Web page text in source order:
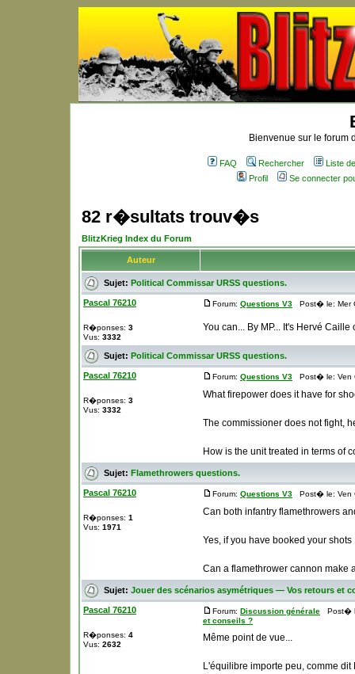
Bienvenue sur le forum
FAQ Rechercher
Liste
Profil
Se connecter
82 r�sultats trouv�s
BlitzKrieg Index du Forum
Auteur
Sujet: Political Commissar URSS questions.
Pascal 76210
R�ponses: 3
Vus: 3332
Forum: Questions V3 Post� le: Mer
You can... By MP... It's Hervé Caille
Sujet: Political Commissar URSS questions.
Pascal 76210
R�ponses: 3
Vus: 3332
Forum: Questions V3 Post� le: Ven
What firepower does it have for
The commissioner does not fight,
How is the unit treated in terms of
Sujet: Flamethrowers questions.
Pascal 76210
R�ponses: 1
Vus: 1971
Forum: Questions V3 Post� le: Ven
Can both infantry flamethrowers
Yes, if you have booked your shots
Can a flamethrower cannon make
Sujet: Jouer des scénarios asymétriques — Vos retours et
Pascal 76210
R�ponses: 4
Vus: 2632
Forum: Discussion générale Post�
et conseils ?
Même point de vue...
L'équilibre importe peu, comme